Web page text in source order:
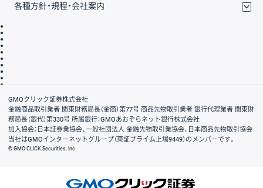
各種方針・規程・会社案内
会社案内
GMOクリック証券株式会社
金融商品取引業者 関東財務局長（金商）第77号 商品先物取引業者 銀行代理業者 関東財
務局長（銀代）第330号 所属銀行：GMOあおぞらネット銀行株式会社
加入協会：日本証券業協会、一般社団法人 金融先物取引業協会、日本商品先物取引協会
当社はGMOインターネットグループ（東証プライム上場9449）のメンバーです。
© GMO CLICK Securities, Inc.